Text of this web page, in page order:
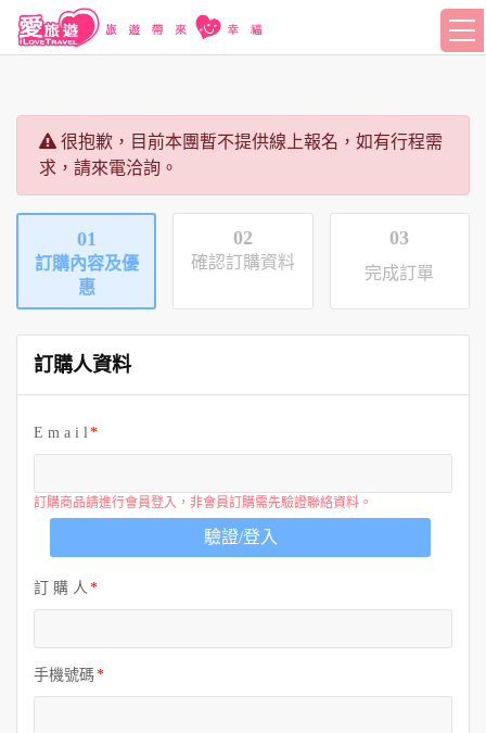
很抱歉，目前本團暫不提供線上報名，如有行程需
求，請來電洽詢。
01
訂購內容及優
惠
02
確認訂購資料
03
完成訂單
訂購人資料
E m a i l
訂購商品請進行會員登入，非會員訂購需先驗證聯絡資料。
驗證/登入
訂 購 人
手機號碼